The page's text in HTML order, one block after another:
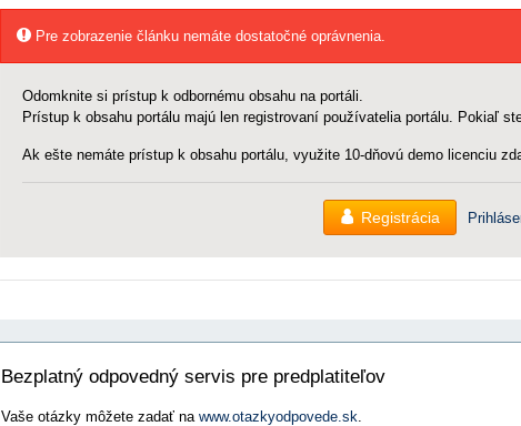
Pre zobrazenie článku nemáte dostatočné oprávnenia.
Odomknite si prístup k odbornému obsahu na portáli.
Prístup k obsahu portálu majú len registrovaní používatelia portálu. Pokiaľ
Ak ešte nemáte prístup k obsahu portálu, využite 10-dňovú demo licenciu
Registrácia
Bezplatný odpovedný servis pre predplatiteľov
Vaše otázky môžete zadať na www.otazkyodpovede.sk.